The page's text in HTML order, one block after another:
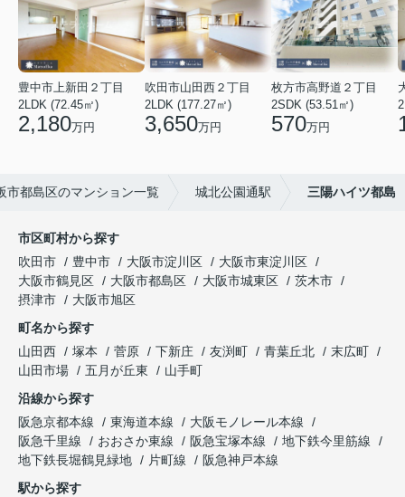
豊中市上新田２丁目
2LDK (72.45㎡)
2,180万円
吹田市山田西２丁目
2LDK (177.27㎡)
3,650万円
枚方市高野道２丁目
2SDK (53.51㎡)
570万円
市都島区のマンション一覧 城北公園通駅 三陽ハイツ都島
市区町村から探す
吹田市
豊中市 大阪市淀川区
大阪市東淀川区
大阪市鶴見区
大阪市都島区 大阪市城東区
茨木市
摂津市
大阪市旭区
町名から探す
山田西
塚本 菅原 下新庄 友渕町 青葉丘北
末広町
山田市場
五月が丘東
山手町
沿線から探す
阪急京都本線
東海道本線
大阪モノレール本線
阪急千里線
おおさか東線 阪急宝塚本線
地下鉄今里筋線
地下鉄長堀鶴見緑地
片町線
阪急神戸本線
駅から探す